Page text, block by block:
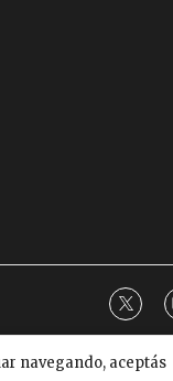
navegando, aceptás